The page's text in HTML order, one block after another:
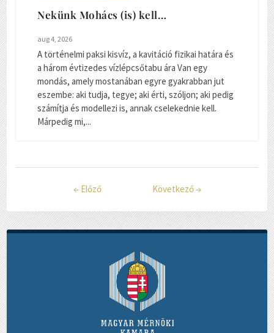
Nekünk Mohács (is) kell…
aug 4, 2026
A történelmi paksi kisvíz, a kavitáció fizikai határa és
a három évtizedes vízlépcsőtabu ára Van egy
mondás, amely mostanában egyre gyakrabban jut
eszembe: aki tudja, tegye; aki érti, szóljon; aki pedig
számítja és modellezi is, annak cselekednie kell.
Márpedig mi,...
← Előző Következő→